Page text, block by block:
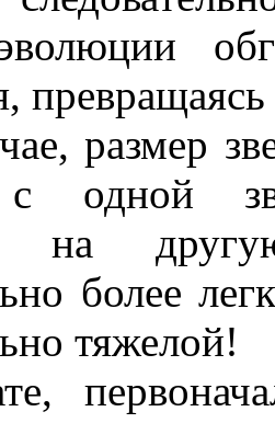
превращаясь
размер
одной
на
более
тяжелой!